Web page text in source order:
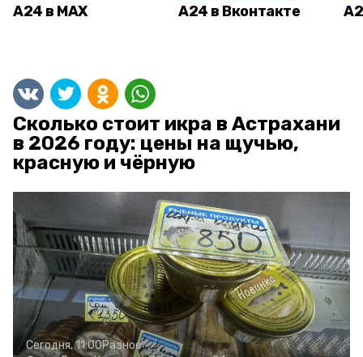
А24 в MAX А24 в Вконтакте
Сколько стоит икра в Астрахани
в 2026 году: цены на щучью,
красную и чёрную
Сегодня, 11:00Разное